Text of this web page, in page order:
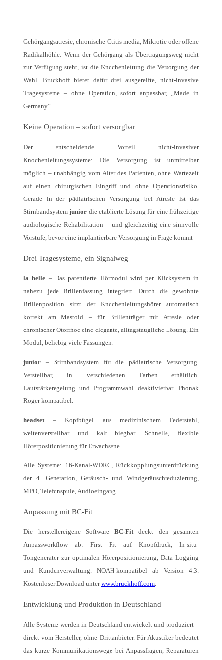
Gehörgangsatresie, chronische Otitis media, Mikrotie oder offene
Radikalhöhle: Wenn der Gehörgang als Übertragungsweg nicht
zur Verfügung steht, ist die Knochenleitung die Versorgung der
Wahl. Bruckhoff bietet dafür drei ausgereifte, nicht-invasive
Tragesysteme – ohne Operation, sofort anpassbar, „Made in
Germany”.
Keine Operation – sofort versorgbar
Der entscheidende Vorteil nicht-invasiver
Knochenleitungssysteme: Die Versorgung ist unmittelbar
möglich – unabhängig vom Alter des Patienten, ohne Wartezeit
auf einen chirurgischen Eingriff und ohne Operationsrisiko.
Gerade in der pädiatrischen Versorgung bei Atresie ist das
Stirnbandsystemjunior die etablierte Lösung für eine frühzeitige
audiologische Rehabilitation – und gleichzeitig eine sinnvolle
Vorstufe, bevor eine implantierbare Versorgung in Frage kommt
Drei Tragesysteme, ein Signalweg
la belle – Das patentierte Hörmodul wird per Klicksystem in
nahezu jede Brillenfassung integriert. Durch die gewohnte
Brillenposition sitzt der Knochenleitungshörer automatisch
korrekt am Mastoid – für Brillenträger mit Atresie oder
chronischer Otorrhoe eine elegante, alltagstaugliche Lösung. Ein
Modul, beliebig viele Fassungen.
junior – Stirnbandsystem für die pädiatrische Versorgung.
Verstellbar, in verschiedenen Farben erhältlich.
Lautstärkeregelung und Programmwahl deaktivierbar. Phonak
Roger kompatibel.
headset – Kopfbügel aus medizinischem Federstahl,
weitenverstellbar und kalt biegbar. Schnelle, flexible
Hörerpositionierung für Erwachsene.
Alle Systeme: 16-Kanal-WDRC, Rückkopplungsunterdrückung
der 4. Generation, Geräusch- und Windgeräuschreduzierung,
MPO, Telefonspule, Audioeingang.
Anpassung mit BC-Fit
Die herstellereigene Software BC-Fitdeckt den gesamten
Anpassworkflow ab: First Fit auf Knopfdruck, In-situ-
Tongenerator zur optimalen Hörerpositionierung, Data Logging
und Kundenverwaltung. NOAH-kompatibel ab Version 4.3.
Kostenloser Download unterwww.bruckhoff.com.
Entwicklung und Produktion in Deutschland
Alle Systeme werden in Deutschland entwickelt und produziert –
direkt vom Hersteller, ohne Drittanbieter. Für Akustiker bedeutet
das kurze Kommunikationswege bei Anpassfragen, Reparaturen